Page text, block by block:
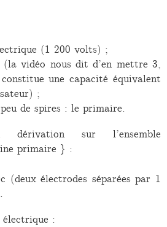
(1 200 volts) ;
(la vidéo nous dit d’en mettre 3,
constitue une capacité équivalent
;
de spires : le primaire.
sur l’ensemble
primaire } :
(deux électrodes séparées par 1
électrique :